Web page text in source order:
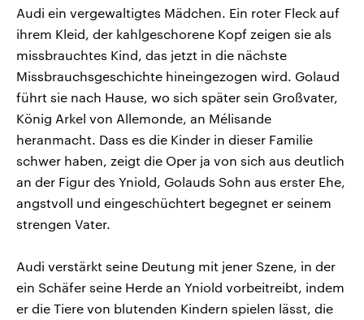
Audi ein vergewaltigtes Mädchen. Ein roter Fleck auf
ihrem Kleid, der kahlgeschorene Kopf zeigen sie als
missbrauchtes Kind, das jetzt in die nächste
Missbrauchsgeschichte hineingezogen wird. Golaud
führt sie nach Hause, wo sich später sein Großvater,
König Arkel von Allemonde, an Mélisande
heranmacht. Dass es die Kinder in dieser Familie
schwer haben, zeigt die Oper ja von sich aus deutlich
an der Figur des Yniold, Golauds Sohn aus erster Ehe,
angstvoll und eingeschüchtert begegnet er seinem
strengen Vater.
Audi verstärkt seine Deutung mit jener Szene, in der
ein Schäfer seine Herde an Yniold vorbeitreibt, indem
er die Tiere von blutenden Kindern spielen lässt, die